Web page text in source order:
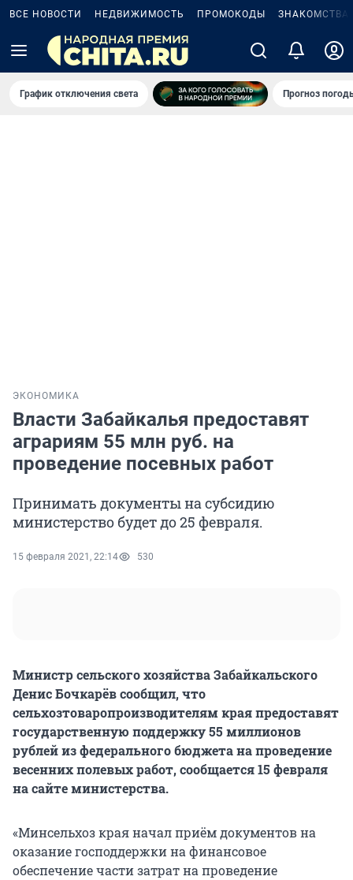
ВСЕ НОВОСТИ НЕДВИЖИМОСТЬ ПРОМОКОДЫ ЗНАКОМСТВА
График отключения света Прогноз
ЭКОНОМИКА
Власти Забайкалья предоставят
аграриям 55 млн руб. на
проведение посевных работ
Принимать документы на субсидию
министерство будет до 25 февраля.
15 февраля 2021, 22:14 530
Министр сельского хозяйства Забайкальского
Денис Бочкарёв сообщил, что
сельхозтоваропроизводителям края предоставят
государственную поддержку 55 миллионов
рублей из федерального бюджета на проведение
весенних полевых работ, сообщается 15 февраля
на сайте министерства.
«Минсельхоз края начал приём документов на
оказание господдержки на финансовое
обеспечение части затрат на проведение